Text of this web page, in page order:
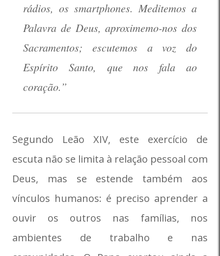
rádios, os smartphones. Meditemos a
Palavra de Deus, aproximemo-nos dos
Sacramentos; escutemos a voz do
Espírito Santo, que nos fala ao
coração.”
Segundo Leão XIV, este exercício de
escuta não se limita à relação pessoal com
Deus, mas se estende também aos
vínculos humanos: é preciso aprender a
ouvir os outros nas famílias, nos
ambientes de trabalho e nas